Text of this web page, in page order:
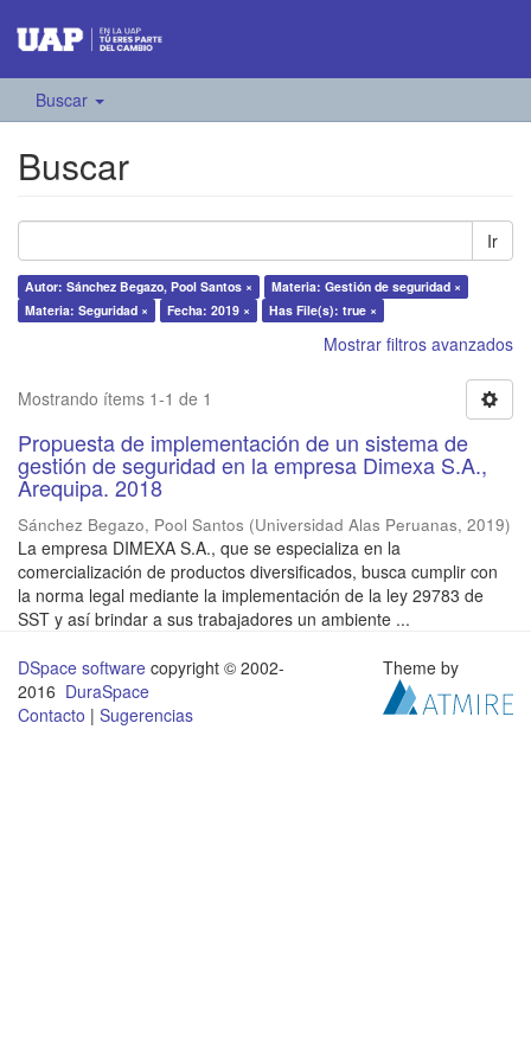
Buscar
Buscar
Ir
Autor: Sánchez Begazo, Pool Santos ×
Materia: Gestión de seguridad ×
Materia: Seguridad ×
Fecha: 2019 × Has File(s): true ×
Mostrar filtros avanzados
Mostrando ítems 1-1 de 1
Propuesta de implementación de un sistema de
gestión de seguridad en la empresa Dimexa S.A.,
Arequipa. 2018
Sánchez Begazo, Pool Santos (Universidad Alas Peruanas, 2019)
La empresa DIMEXA S.A., que se especializa en la
comercialización de productos diversificados, busca cumplir con
la norma legal mediante la implementación de la ley 29783 de
SST y así brindar a sus trabajadores un ambiente ...
DSpace software copyright © 2002-
2016 DuraSpace
Contacto | Sugerencias
Theme by